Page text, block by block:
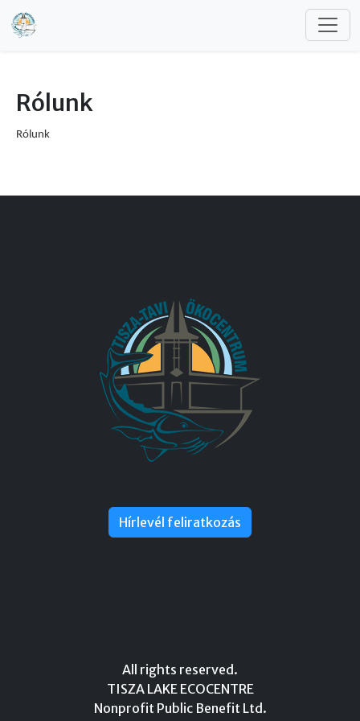
Skip to main content
Rólunk
Rólunk
Hírlevél feliratkozás
All rights reserved.
TISZA LAKE ECOCENTRE
Nonprofit Public Benefit Ltd.